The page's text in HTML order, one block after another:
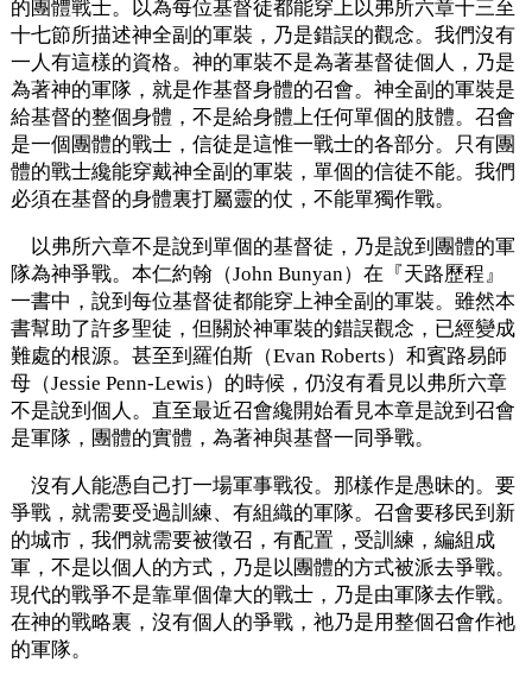
的團體戰士。以為每位基督徒都能穿上以弗所六章十三至
十七節所描述神全副的軍裝，乃是錯誤的觀念。我們沒有
一人有這樣的資格。神的軍裝不是為著基督徒個人，乃是
為著神的軍隊，就是作基督身體的召會。神全副的軍裝是
給基督的整個身體，不是給身體上任何單個的肢體。召會
是一個團體的戰士，信徒是這惟一戰士的各部分。只有團
體的戰士纔能穿戴神全副的軍裝，單個的信徒不能。我們
必須在基督的身體裏打屬靈的仗，不能單獨作戰。
以弗所六章不是說到單個的基督徒，乃是說到團體的軍
隊為神爭戰。本仁約翰（John Bunyan）在『天路歷程』
一書中，說到每位基督徒都能穿上神全副的軍裝。雖然本
書幫助了許多聖徒，但關於神軍裝的錯誤觀念，已經變成
難處的根源。甚至到羅伯斯（Evan Roberts）和賓路易師
母（Jessie Penn-Lewis）的時候，仍沒有看見以弗所六章
不是說到個人。直至最近召會纔開始看見本章是說到召會
是軍隊，團體的實體，為著神與基督一同爭戰。
沒有人能憑自己打一場軍事戰役。那樣作是愚昧的。要
爭戰，就需要受過訓練、有組織的軍隊。召會要移民到新
的城市，我們就需要被徵召，有配置，受訓練，編組成
軍，不是以個人的方式，乃是以團體的方式被派去爭戰。
現代的戰爭不是靠單個偉大的戰士，乃是由軍隊去作戰。
在神的戰略裏，沒有個人的爭戰，祂乃是用整個召會作祂
的軍隊。